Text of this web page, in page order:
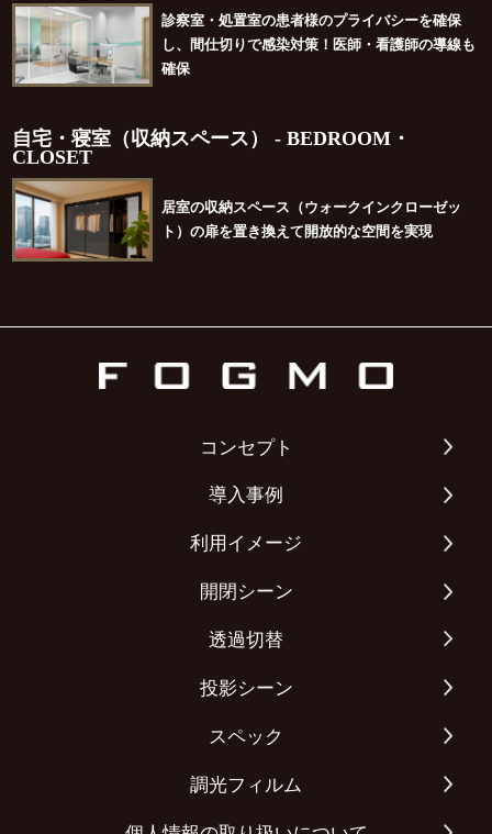
診察室・処置室の患者様のプライバシーを確保
し、間仕切りで感染対策！医師・看護師の導線も
確保
自宅・寝室（収納スペース） - BEDROOM・
CLOSET
居室の収納スペース（ウォークインクローゼッ
ト）の扉を置き換えて開放的な空間を実現
コンセプト
導入事例
利用イメージ
開閉シーン
透過切替
投影シーン
スペック
調光フィルム